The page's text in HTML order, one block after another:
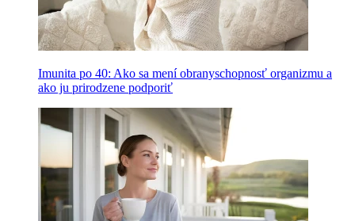
Imunita po 40: Ako sa mení obranyschopnosť organizmu a
ako ju prirodzene podporiť